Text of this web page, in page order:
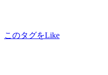
このタグをLike